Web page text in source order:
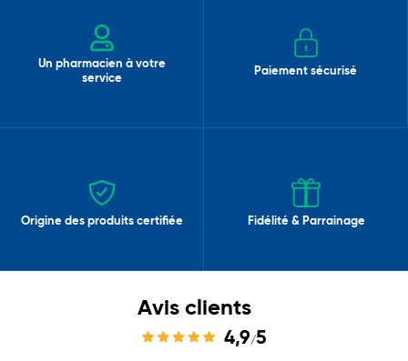
Un pharmacien à votre
service
Paiement sécurisé
Origine des produits certifiée Fidélité & Parrainage
Avis clients
4,9/5